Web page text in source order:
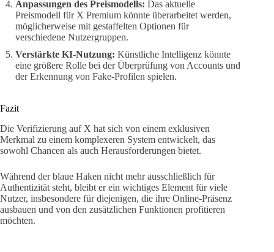
Anpassungen des Preismodells: Das aktuelle
Preismodell für X Premium könnte überarbeitet werden,
möglicherweise mit gestaffelten Optionen für
verschiedene Nutzergruppen.
Verstärkte KI-Nutzung: Künstliche Intelligenz könnte
eine größere Rolle bei der Überprüfung von Accounts und
der Erkennung von Fake-Profilen spielen.
Fazit
Die Verifizierung auf X hat sich von einem exklusiven
Merkmal zu einem komplexeren System entwickelt, das
sowohl Chancen als auch Herausforderungen bietet.
Während der blaue Haken nicht mehr ausschließlich für
Authentizität steht, bleibt er ein wichtiges Element für viele
Nutzer, insbesondere für diejenigen, die ihre Online-Präsenz
ausbauen und von den zusätzlichen Funktionen profitieren
möchten.